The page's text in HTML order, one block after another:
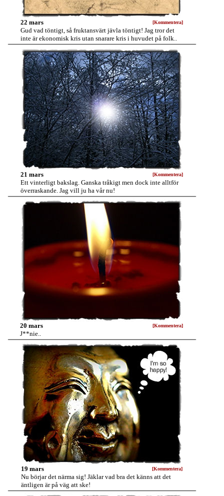
22 mars [Kommentera]
Gud vad töntigt, så fruktansvärt jävla töntigt! Jag tror det
inte är ekonomisk kris utan snarare kris i huvudet på folk..
21 mars [Kommentera]
Ett vinterligt bakslag. Ganska tråkigt men dock inte alltför
överraskande. Jag vill ju ha vår nu!
20 mars [Kommentera]
J**nie..
19 mars [Kommentera]
Nu börjar det närma sig! Jäklar vad bra det känns att det
äntligen är på väg att ske!